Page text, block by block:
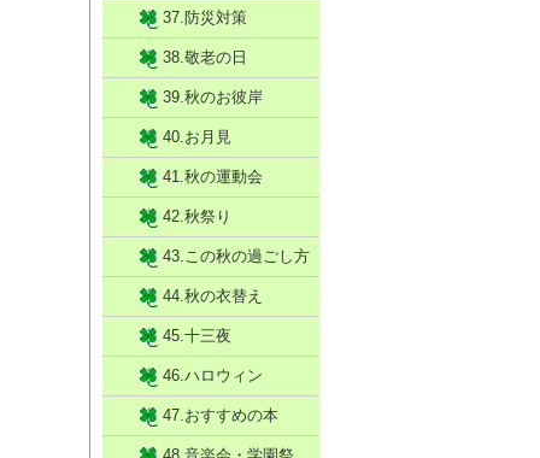
37.防災対策
38.敬老の日
39.秋のお彼岸
40.お月見
41.秋の運動会
42.秋祭り
43.この秋の過ごし方
44.秋の衣替え
45.十三夜
46.ハロウィン
47.おすすめの本
48.音楽会・学園祭